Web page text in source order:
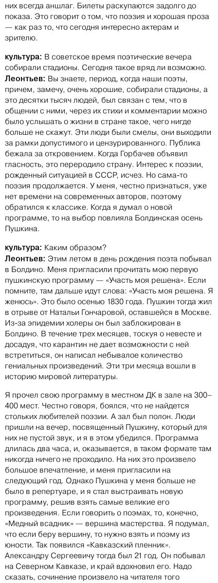
них всегда аншлаг. Билеты раскупаются задолго до
показа. Это говорит о том, что поэзия и хорошая проза
— как раз то, что сегодня интересно актерам и
зрителю.
культура: В советское время поэтические вечера
собирали стадионы. Сегодня такое вряд ли возможно.
Леонтьев: Вы знаете, период, когда наши поэты,
причем, замечу, очень хорошие, собирали стадионы, а
это десятки тысяч людей, был связан с тем, что в
общении с ними, через их стихи и комментарии можно
было услышать о жизни в стране такое, чего нигде
больше не скажут. Эти люди были смелы, они выходили
за рамки допустимого и цензурированного. Публика
бежала за откровением. Когда Горбачев объявил
гласность, это переродило страну. Интерес к поэзии,
рожденный ситуацией в СССР, исчез. Но сама-то
поэзия продолжается. У меня, честно признаться, уже
нет времени на современных авторов, поэтому
обратился к классике. Когда я думал о новой
программе, то на выбор повлияла Болдинская осень
Пушкина.
культура: Каким образом?
Леонтьев: Этим летом в день рождения поэта побывал
в Болдино. Меня пригласили прочитать мою первую
пушкинскую программу — «Участь моя решена». Если
помните, там дальше идут слова: «Участь моя решена. Я
женюсь». Это было осенью 1830 года. Пушкин тогда жил
в отрыве от Натальи Гончаровой, оставшейся в Москве.
Из-за эпидемии холеры он был заблокирован в
Болдино. В течение трех месяцев, тоскуя о невесте и
досадуя, что карантин не дает возможности с ней
встретиться, он написал небывалое количество
гениальных произведений. Эти три месяца вошли в
историю мировой литературы.
Я прочел свою программу в местном ДК в зале на 300–
400 мест. Честно говоря, боялся, что не найдется
стольких любителей поэзии. А зал был полон. Люди
пришли на вечер, посвященный Пушкину, который для
них не пустой звук, и я в этом убедился. Программа
длилась два часа, и, оказывается, в таком формате там
никогда ничего не проходило. На них это произвело
большое впечатление, и меня пригласили на
следующий год. Однако Пушкина у меня больше не
было в репертуаре, и я стал выстраивать новую
программу, решив взять самые великие его
произведения. Если говорить о поэмах, то, конечно,
«Медный всадник» — вершина мастерства. Я подумал,
что если беру вершину, то нужно взять и поэму из
юности. Так появился «Кавказский пленник».
Александру Сергеевичу тогда был 21 год. Он побывал
на Северном Кавказе, и край вдохновил его. Надо
сказать, сочинение произвело на читателя того